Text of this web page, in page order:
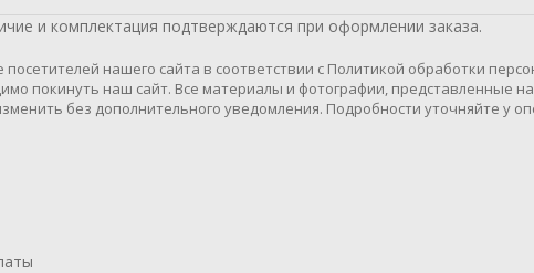
и комплектация подтверждаются при оформлении заказа.
нашего сайта в соответствии с Политикой обработки
покинуть наш сайт. Все материалы и фотографии, представленные
без дополнительного уведомления. Подробности уточняйте у